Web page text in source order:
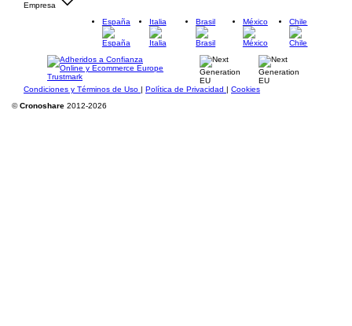
Empresa
España
Italia Brasil México Chile
Condiciones y Términos de Uso | Política de Privacidad | Cookies
©Cronoshare 2012-2026